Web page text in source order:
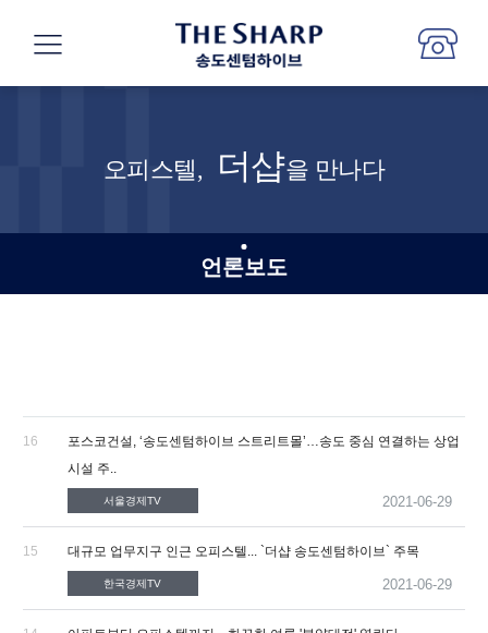
오피스텔, 더샵을 만나다
언론보도
16
포스코건설, ‘송도센텀하이브 스트리트몰’…송도 중심 연결하는 상업
시설 주..
서울경제TV 2021-06-29
15 대규모 업무지구 인근 오피스텔... `더샵 송도센텀하이브` 주목
한국경제TV 2021-06-29